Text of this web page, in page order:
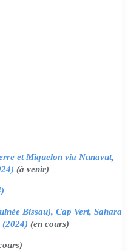
et Miquelon via Nunavut,
(à venir)
Bissau), Cap Vert, Sahara
(2024) (en cours)